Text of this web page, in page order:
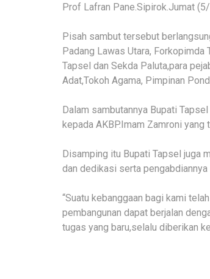
Prof Lafran Pane.Sipirok.Jumat
Pisah sambut tersebut
Padang Lawas Utara,
Tapsel dan Sekda Paluta,para
Adat,Tokoh Agama, Pimpinan
Dalam sambutannya Bupati
kepada AKBP.Imam Zamroni
Disamping itu Bupati Tapsel juga
dan dedikasi serta
“Suatu kebanggaan bagi kami
pembangunan dapat berjalan
tugas yang baru,selalu diberikan